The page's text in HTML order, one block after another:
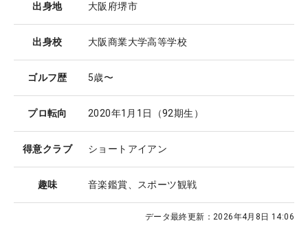
出身地 大阪府堺市
出身校 大阪商業大学高等学校
ゴルフ歴 5歳〜
プロ転向 2020年1月1日（92期生）
得意クラブ ショートアイアン
趣味 音楽鑑賞、スポーツ観戦
データ最終更新： 2026年4月8日 14:06